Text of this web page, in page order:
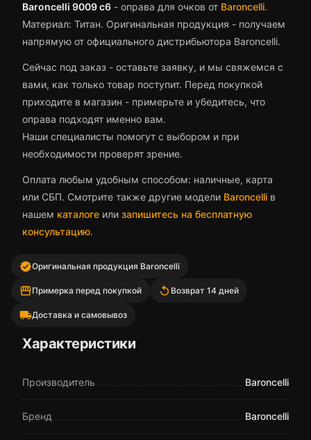
Baroncelli 9009 c6 - оправа для очков от Baroncelli.
Материал: Титан. Оригинальная продукция - получаем
напрямую от официального дистрибьютора Baroncelli.
Сейчас под заказ - оставьте заявку, и мы свяжемся с
вами, как только товар поступит. Перед покупкой
приходите в магазин - примерьте и убедитесь, что
оправа подходят именно вам.
Наши специалисты помогут с выбором и при
необходимости проверят зрение.
Оплата любым удобным способом: наличные, карта
или СБП. Смотрите также другие модели Baroncelli в
нашем каталоге или запишитесь на бесплатную
консультацию.
verifiedОригинальная продукция Baroncelli
storefrontПримерка перед покупкой replay Возврат 14 дней
local_shippingДоставка и самовывоз
Характеристики
Производитель Baroncelli
Бренд Baroncelli